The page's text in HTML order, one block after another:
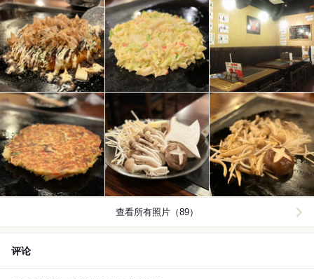
查看所有照片（89）
评论